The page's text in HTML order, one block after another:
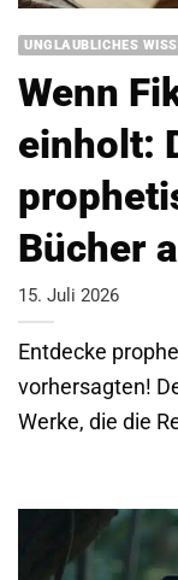
UNGLAUBLICHES
Wenn
einholt:
Bücher
15. Juli 2026
Entdecke
vorhersagten!
Werke, die die